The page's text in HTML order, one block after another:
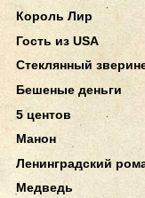
Король Лир
Гость из USA
Стеклянный
Бешеные деньги
5 центов
Манон
Ленинградский
Медведь